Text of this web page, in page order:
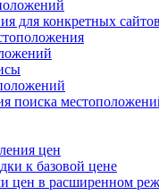
для конкретных сайтов
поиска
цен
к базовой цене
цен в расширенном